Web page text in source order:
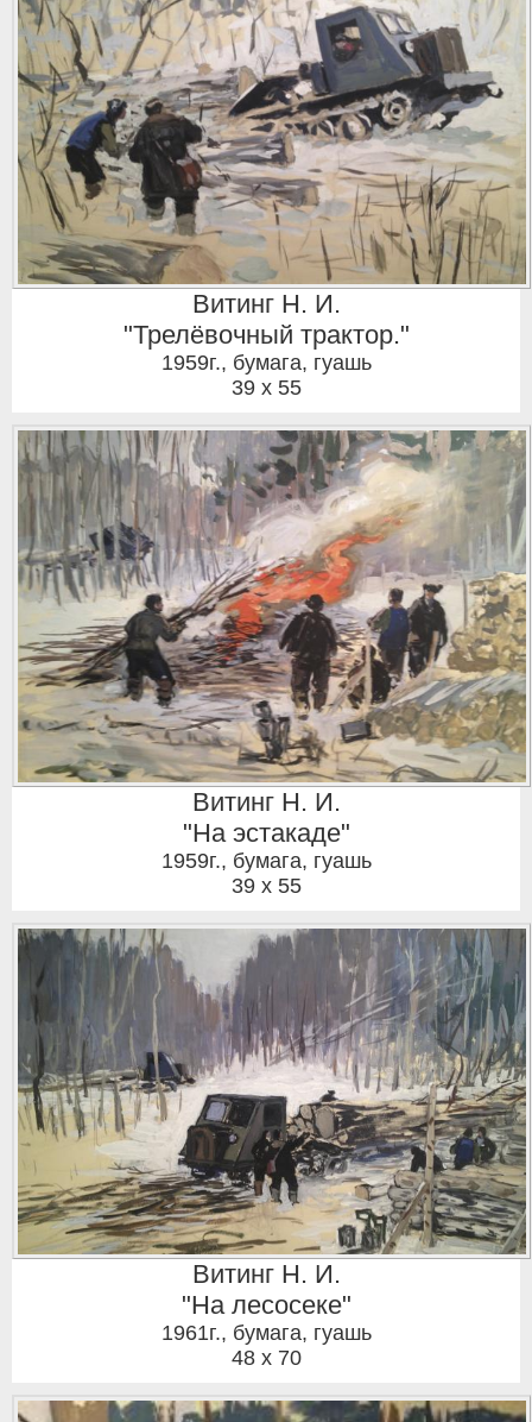
Витинг Н. И.
"Трелёвочный трактор."
1959г., бумага, гуашь
39 x 55
Витинг Н. И.
"На эстакаде"
1959г., бумага, гуашь
39 x 55
Витинг Н. И.
"На лесосеке"
1961г., бумага, гуашь
48 x 70